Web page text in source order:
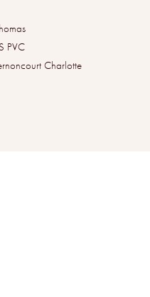
PVC
Charlotte